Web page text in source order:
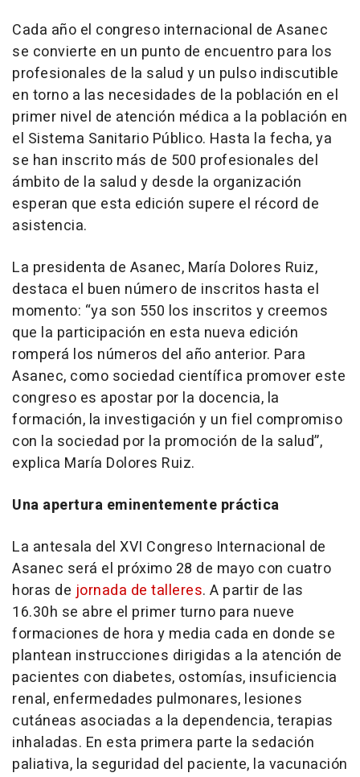
Cada año el congreso internacional de Asanec
se convierte en un punto de encuentro para los
profesionales de la salud y un pulso indiscutible
en torno a las necesidades de la población en el
primer nivel de atención médica a la población en
el Sistema Sanitario Público. Hasta la fecha, ya
se han inscrito más de 500 profesionales del
ámbito de la salud y desde la organización
esperan que esta edición supere el récord de
asistencia.
La presidenta de Asanec, María Dolores Ruiz,
destaca el buen número de inscritos hasta el
momento: “ya son 550 los inscritos y creemos
que la participación en esta nueva edición
romperá los números del año anterior. Para
Asanec, como sociedad científica promover este
congreso es apostar por la docencia, la
formación, la investigación y un fiel compromiso
con la sociedad por la promoción de la salud”,
explica María Dolores Ruiz.
Una apertura eminentemente práctica
La antesala del XVI Congreso Internacional de
Asanec será el próximo 28 de mayo con cuatro
horas de jornada de talleres. A partir de las
16.30h se abre el primer turno para nueve
formaciones de hora y media cada en donde se
plantean instrucciones dirigidas a la atención de
pacientes con diabetes, ostomías, insuficiencia
renal, enfermedades pulmonares, lesiones
cutáneas asociadas a la dependencia, terapias
inhaladas. En esta primera parte la sedación
paliativa, la seguridad del paciente, la vacunación